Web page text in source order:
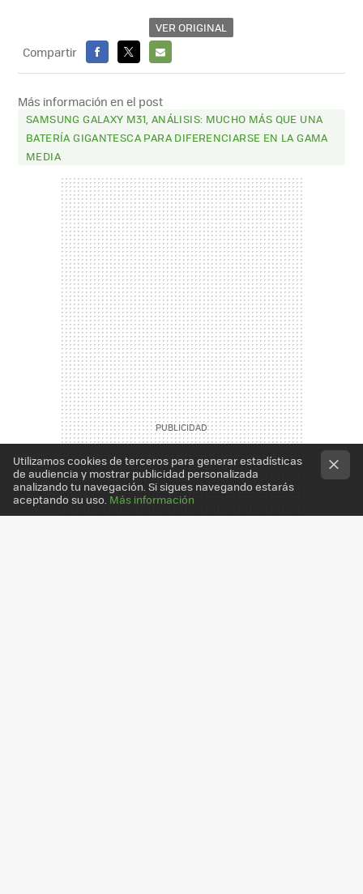
VER ORIGINAL
Compartir
FACEBOOK
X
E-
MAIL
Más información en el post
SAMSUNG GALAXY M31, ANÁLISIS: MUCHO MÁS QUE UNA
BATERÍA GIGANTESCA PARA DIFERENCIARSE EN LA GAMA
MEDIA
Utilizamos cookies de terceros para generar estadísticas
de audiencia y mostrar publicidad personalizada
analizando tu navegación. Si sigues navegando estarás
aceptando su uso. Más información